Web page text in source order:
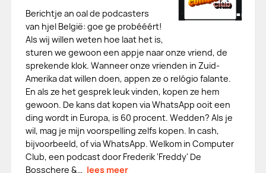
Berichtje an oal de podcasters
van hjel België: goe ge probééért!
Als wij willen weten hoe laat het is,
sturen we gewoon een appje naar onze vriend, de
sprekende klok. Wanneer onze vrienden in Zuid-
Amerika dat willen doen, appen ze o relógio falante.
En als ze het gesprek leuk vinden, kopen ze hem
gewoon. De kans dat kopen via WhatsApp ooit een
ding wordt in Europa, is 60 procent. Wedden? Als je
wil, mag je mijn voorspelling zelfs kopen. In cash,
bijvoorbeeld, of via WhatsApp. Welkom in Computer
Club, een podcast door Frederik 'Freddy' De
Bosschere &… lees meer